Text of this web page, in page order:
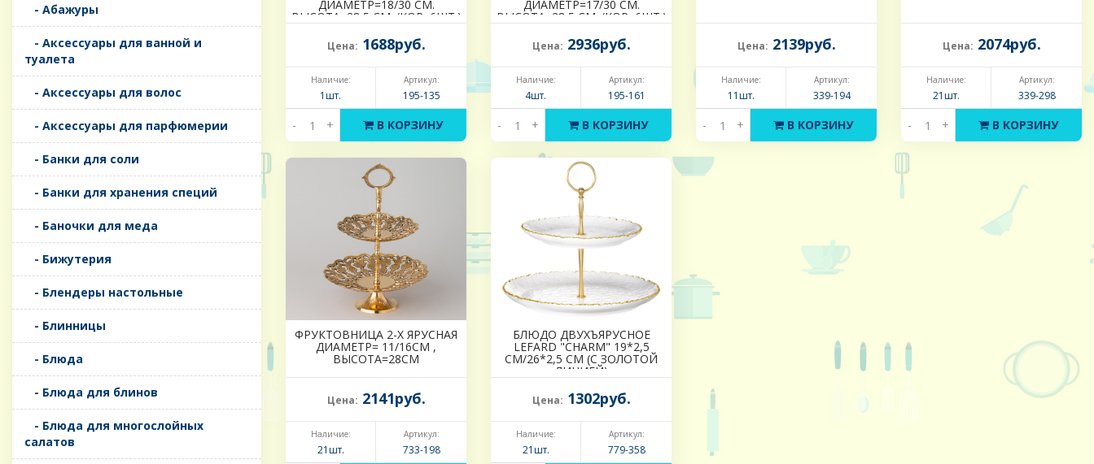
- Абажуры
- Аксессуары для ванной и
туалета
- Аксессуары для волос
- Аксессуары для парфюмерии
- Банки для соли
- Банки для хранения специй
- Баночки для меда
- Бижутерия
- Блендеры настольные
- Блинницы
- Блюда
- Блюда для блинов
- Блюда для многослойных
салатов
ДИАМЕТР=18/30 СМ.
ВЫСОТА=28,5 СМ. (КОР=6ШТ.)
Цена: 1688руб.
Наличие:
1шт.
Артикул:
195-135
- + В КОРЗИНУ
ДИАМЕТР=17/30 СМ.
ВЫСОТА=28,5 СМ. (КОР=6ШТ.)
Цена: 2936руб.
Наличие:
4шт.
Артикул:
195-161
- + В КОРЗИНУ
Цена: 2139руб.
Наличие:
11шт.
Артикул:
339-194
- + В КОРЗИНУ
Цена: 2074руб.
Наличие:
21шт.
Артикул:
339-298
- + В КОРЗИНУ
ФРУКТОВНИЦА 2-Х ЯРУСНАЯ
ДИАМЕТР= 11/16СМ ,
ВЫСОТА=28СМ
Цена: 2141руб.
Наличие:
21шт.
Артикул:
733-198
БЛЮДО ДВУХЪЯРУСНОЕ
LEFARD "CHARM" 19*2,5
СМ/26*2,5 СМ (С ЗОЛОТОЙ
ЛИНИЕЙ)
Цена: 1302руб.
Наличие:
21шт.
Артикул:
779-358